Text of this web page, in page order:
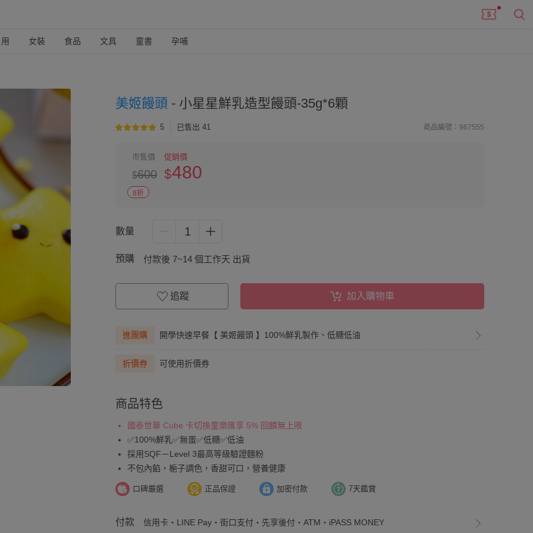
女裝 食品 文具 童書 孕哺
美姬饅頭 - 小星星鮮乳造型饅頭-35g*6顆
5 已售出 41 商品編號：967555
市售價
$600
促銷價
$480
8折
數量 1
預購 付款後 7~14 個工作天 出貨
追蹤 加入購物車
進團購 開學快速早餐【 美姬饅頭 】100%鮮乳製作、低糖低油
折價券 可使用折價券
商品特色
國泰世華 Cube 卡切換童樂匯享 5% 回饋無上限
✅100%鮮乳✅無蛋✅低糖✅低油
採用SQF－Level 3最高等級驗證麵粉
不包內餡，梔子調色，香甜可口，營養健康
口碑嚴選 正品保證 加密付款 7天鑑賞
付款 信用卡・LINE Pay・街口支付・先享後付・ATM・iPASS MONEY